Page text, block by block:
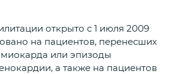
открыто с 1 июля 2009
на пациентов, перенесших
или эпизоды
а также на пациентов